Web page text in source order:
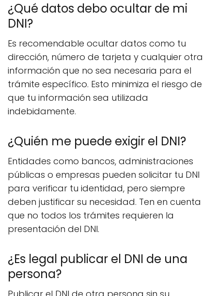
¿Qué datos debo ocultar de mi
DNI?
Es recomendable ocultar datos como tu
dirección, número de tarjeta y cualquier otra
información que no sea necesaria para el
trámite específico. Esto minimiza el riesgo de
que tu información sea utilizada
indebidamente.
¿Quién me puede exigir el DNI?
Entidades como bancos, administraciones
públicas o empresas pueden solicitar tu DNI
para verificar tu identidad, pero siempre
deben justificar su necesidad. Ten en cuenta
que no todos los trámites requieren la
presentación del DNI.
¿Es legal publicar el DNI de una
persona?